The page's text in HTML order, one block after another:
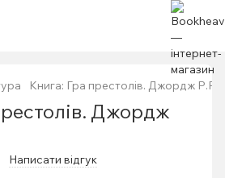
Книга: Гра престолів. Джордж Р.Р.
Джордж
Написати відгук